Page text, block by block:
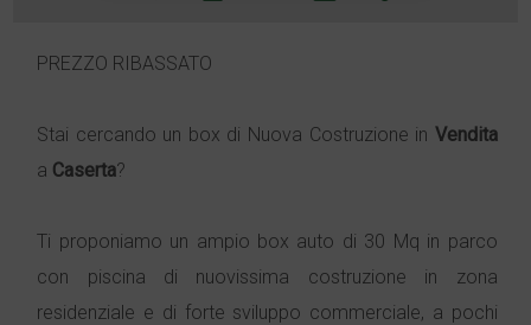
PREZZO RIBASSATO
Stai cercando un box di Nuova Costruzione in Vendita
a Caserta?
Ti proponiamo un ampio box auto di 30 Mq in parco
con piscina di nuovissima costruzione in zona
residenziale e di forte sviluppo commerciale, a pochi